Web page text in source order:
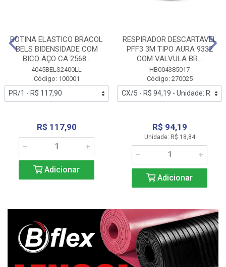
BOTINA ELASTICO BRACOL
BELS BIDENSIDADE COM
BICO AÇO CA 2568...
4045BELS2400LL
Código: 100001
R$ 117,90
Adicionar
RESPIRADOR DESCARTAVEL
PFF3 3M TIPO AURA 9332
COM VALVULA BR...
HB004385017
Código: 270025
R$ 94,19
Unidade: R$ 18,84
Adicionar